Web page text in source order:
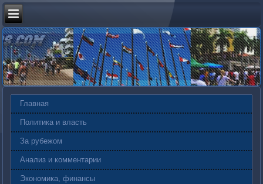
Главная
Политика и власть
За рубежом
Анализ и комментарии
Экономика, финансы